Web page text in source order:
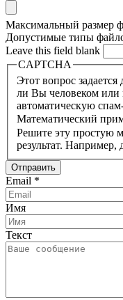
Максимальный размер
Допустимые типы
Leave this field blank
CAPTCHA
Этот вопрос задается
ли Вы человеком или
автоматическую
Математический
Решите эту простую
результат. Например,
Email *
Имя
Текст